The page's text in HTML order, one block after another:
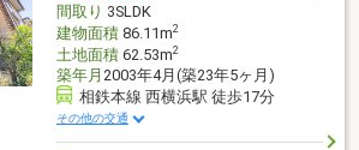
間取り 3SLDK
建物面積86.11m2
土地面積62.53m2
築年月 2003年4月(築23年5ヶ月)
相鉄本線 西横浜駅 徒歩17分
その他の交通